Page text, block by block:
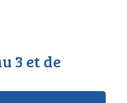
3 et de